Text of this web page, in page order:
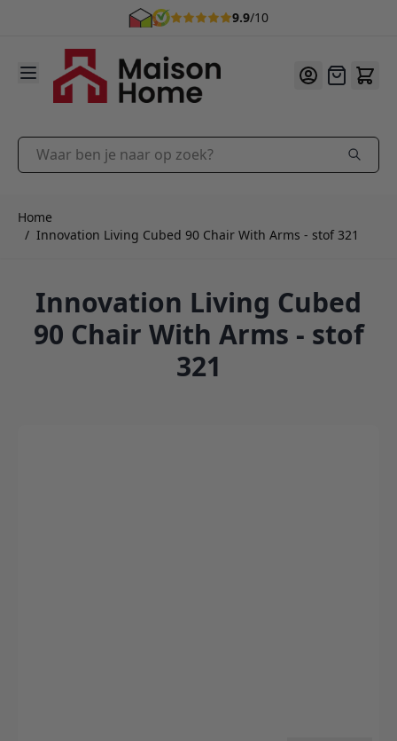
9.9/10
Ga naar de inhoud
Offerte
Waar ben je naar op zoek?
Home
/ Innovation Living Cubed 90 Chair With Arms - stof 321
Innovation Living Cubed
90 Chair With Arms - stof
321